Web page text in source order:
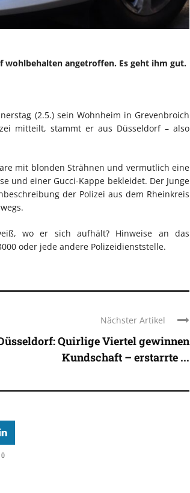
wohlbehalten angetroffen. Es geht ihm gut.
(2.5.) sein Wohnheim in Grevenbroich
mitteilt, stammt er aus Düsseldorf – also
mit blonden Strähnen und vermutlich eine
und einer Gucci-Kappe bekleidet. Der Junge
der Polizei aus dem Rheinkreis
wo er sich aufhält? Hinweise an das
oder jede andere Polizeidienststelle.
Nächster Artikel
Quirlige Viertel gewinnen
Kundschaft – erstarrte ...
0